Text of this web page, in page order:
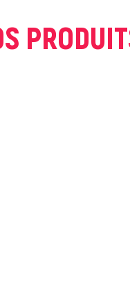
utilise les données
d'informations sur le